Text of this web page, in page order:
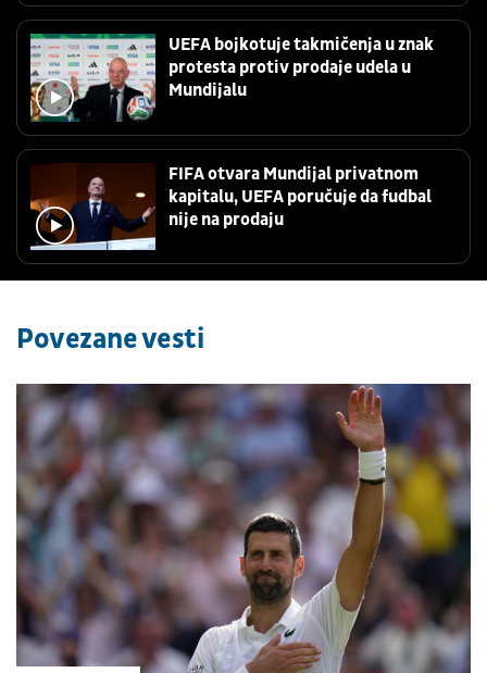
UEFA bojkotuje takmičenja u znak
protesta protiv prodaje udela u
Mundijalu
FIFA otvara Mundijal privatnom
kapitalu, UEFA poručuje da fudbal
nije na prodaju
Povezane vesti